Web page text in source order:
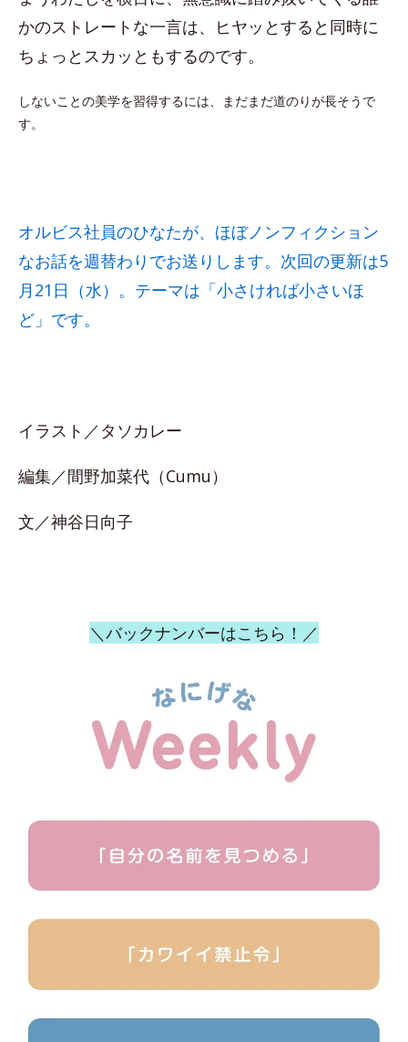
かのストレートな一言は、ヒヤッとすると同時に
ちょっとスカッともするのです。
しないことの美学を習得するには、まだまだ道のりが長そうで
す。
オルビス社員のひなたが、ほぼノンフィクション
なお話を週替わりでお送りします。次回の更新は5
月21日（水）。テーマは「小さければ小さいほ
ど」です。
イラスト／タソカレー
編集／間野加菜代（Cumu）
文／神谷日向子
＼バックナンバーはこちら！／